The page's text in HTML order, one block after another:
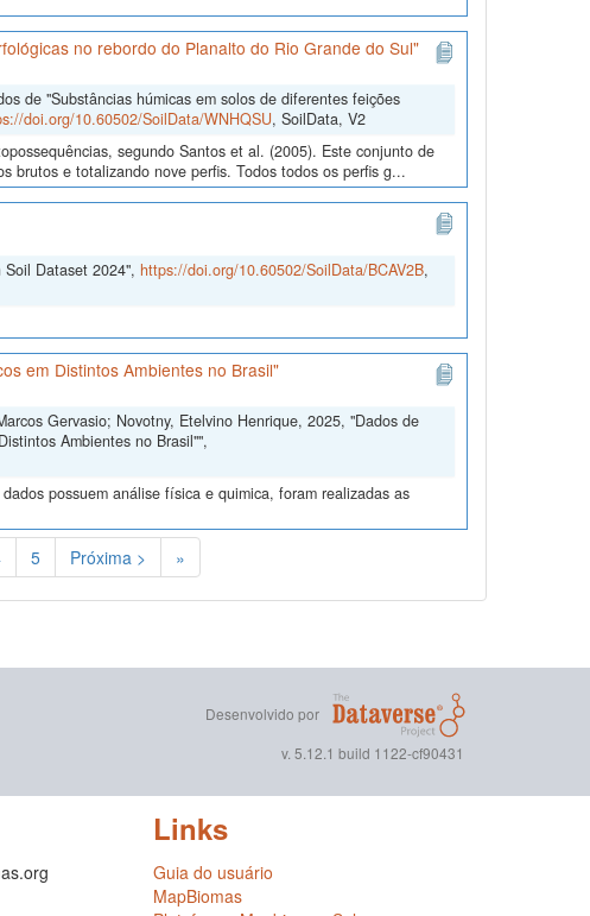
no rebordo do Planalto do Rio Grande do Sul"
de "Substâncias húmicas em solos de diferentes feições
doi.org/10.60502/SoilData/WNHQSU, SoilData, V2
segundo Santos et al. (2005). Este conjunto de
brutos e totalizando nove perfis. Todos todos os perfis g...
Dataset 2024", https://doi.org/10.60502/SoilData/BCAV2B,
em Distintos Ambientes no Brasil"
Gervasio; Novotny, Etelvino Henrique, 2025, "Dados de
Ambientes no Brasil"",
possuem análise física e quimica, foram realizadas as
5 Próxima > »
Desenvolvido por
v. 5.12.1 build 1122-cf90431
Links
Guia do usuário
MapBiomas